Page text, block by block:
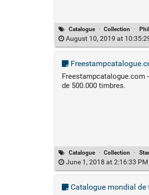
Catalogue · Collection ·
August 10, 2019 at
Freestampcatalogue.com
de 500.000 timbres.
Catalogue · Collection ·
June 1, 2018 at 2:16:33 PM
Catalogue mondial de